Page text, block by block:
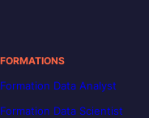
FORMATIONS
Formation Data Analyst
Formation Data Scientist